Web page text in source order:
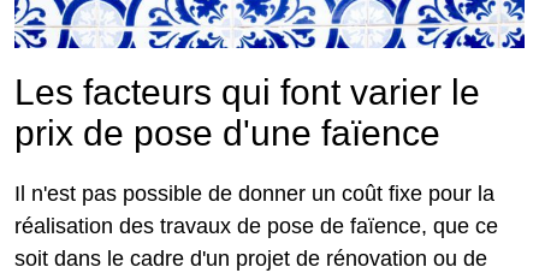
Les facteurs qui font varier le
prix de pose d'une faïence
Il n'est pas possible de donner un coût fixe pour la
réalisation des travaux de pose de faïence, que ce
soit dans le cadre d'un projet de rénovation ou de